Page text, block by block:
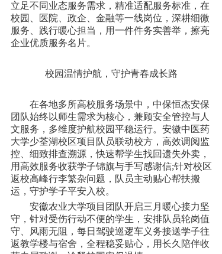
立足不同业态服务需求，精准适配服务标准，在
校园、医院、政企、金融等一线岗位，深耕细微
服务、践行暖心担当，用一件件务实善举，擦亮
企业优质服务名片。
校园温情护航，守护青春成长路
在各地多所高校服务场景中，中保恒杰安保
团队始终以师生需求为核心，兼顾安全管控与人
文服务，多维度护航校园平稳运行。安徽中医药
大学少荃湖校区项目队员联动校方，高效调阅监
控、细致排查溯源，快速帮学生找回遗失外卖，
用高效服务收获学子锦旗与手写感谢信;针对校区
返校高峰行李繁杂问题，队员主动贴心帮扶搬
运，守护学子平安入校。
安徽农业大学项目团队开启三月暖心接力坚
守，针对受伤行动不便的学生，安排队员轮岗值
守、风雨无阻，每日驾驶巡逻车义务接送学子往
返教学楼与宿舍，全程稳妥贴心，用长久陪伴收